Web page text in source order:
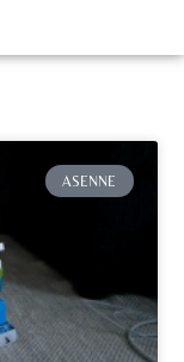
ASENNE